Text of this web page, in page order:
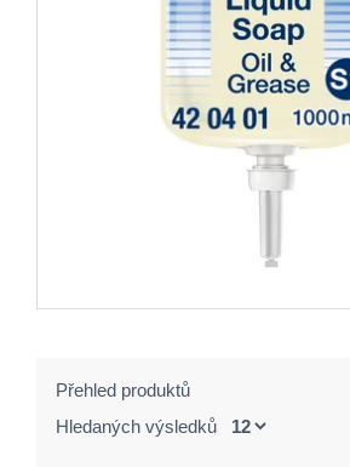
Přehled produktů
Hledaných výsledků